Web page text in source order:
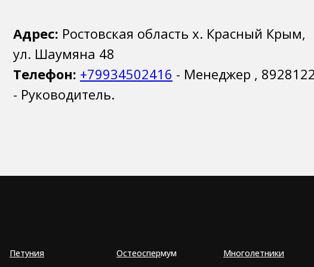
Адрес: Ростовская область х. Красный Крым,
ул. Шаумяна 48
Телефон: +79934502416 - Менеджер ,
- Руководитель.
Петуния Остеоспермум Многолетники